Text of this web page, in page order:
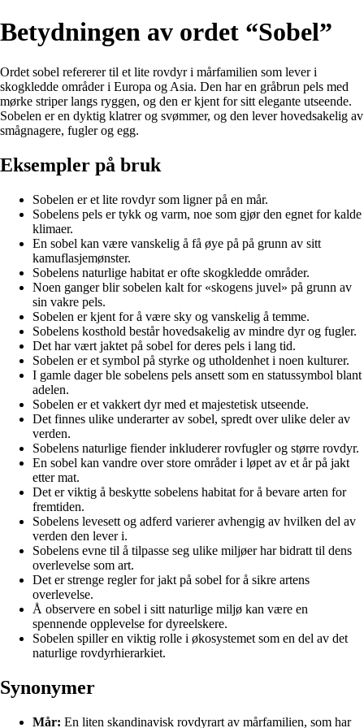
Betydningen av ordet “Sobel”
Ordet sobel refererer til et lite rovdyr i mårfamilien som lever i
skogkledde områder i Europa og Asia. Den har en gråbrun pels med
mørke striper langs ryggen, og den er kjent for sitt elegante utseende.
Sobelen er en dyktig klatrer og svømmer, og den lever hovedsakelig av
smågnagere, fugler og egg.
Eksempler på bruk
Sobelen er et lite rovdyr som ligner på en mår.
Sobelens pels er tykk og varm, noe som gjør den egnet for kalde
klimaer.
En sobel kan være vanskelig å få øye på på grunn av sitt
kamuflasjemønster.
Sobelens naturlige habitat er ofte skogkledde områder.
Noen ganger blir sobelen kalt for «skogens juvel» på grunn av
sin vakre pels.
Sobelen er kjent for å være sky og vanskelig å temme.
Sobelens kosthold består hovedsakelig av mindre dyr og fugler.
Det har vært jaktet på sobel for deres pels i lang tid.
Sobelen er et symbol på styrke og utholdenhet i noen kulturer.
I gamle dager ble sobelens pels ansett som en statussymbol blant
adelen.
Sobelen er et vakkert dyr med et majestetisk utseende.
Det finnes ulike underarter av sobel, spredt over ulike deler av
verden.
Sobelens naturlige fiender inkluderer rovfugler og større rovdyr.
En sobel kan vandre over store områder i løpet av et år på jakt
etter mat.
Det er viktig å beskytte sobelens habitat for å bevare arten for
fremtiden.
Sobelens levesett og adferd varierer avhengig av hvilken del av
verden den lever i.
Sobelens evne til å tilpasse seg ulike miljøer har bidratt til dens
overlevelse som art.
Det er strenge regler for jakt på sobel for å sikre artens
overlevelse.
Å observere en sobel i sitt naturlige miljø kan være en
spennende opplevelse for dyreelskere.
Sobelen spiller en viktig rolle i økosystemet som en del av det
naturlige rovdyrhierarkiet.
Synonymer
Mår: En liten skandinavisk rovdyrart av mårfamilien, som har